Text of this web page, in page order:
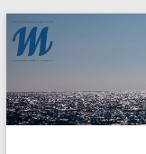
Saltar
al
contenido